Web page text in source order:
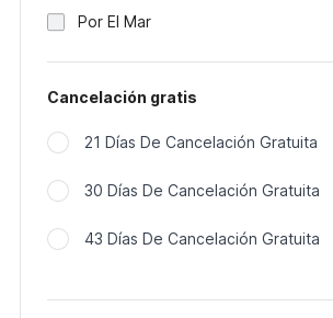
Por El Mar
Cancelación gratis
21 Días De Cancelación Gratuita
30 Días De Cancelación Gratuita
43 Días De Cancelación Gratuita